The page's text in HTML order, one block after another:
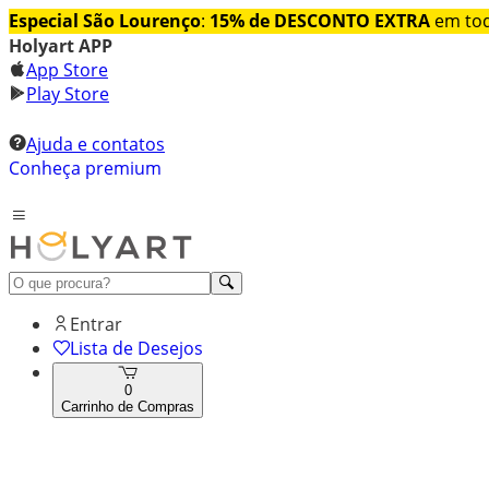
Especial São Lourenço: 15% de DESCONTO EXTRA em
Holyart APP
App Store
Play Store
Ajuda e contatos
Conheça premium
Entrar
Lista de Desejos
0
Carrinho de Compras